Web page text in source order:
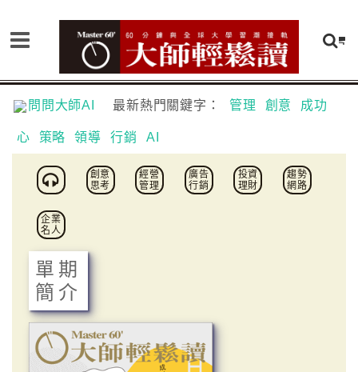
問問大師AI 最新熱門關鍵字： 管理 創意 成功
心 策略 領導 行銷 AI
創意
思考
經營
管理
廣告
行銷
投資
理財
趨勢
網路
企業
名人
單期
簡介